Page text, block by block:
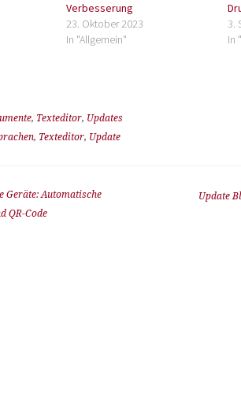
Verbesserung
23. Oktober 2023
In "Allgemein"
3.
In
, Texteditor, Updates
, Texteditor, Update
Geräte: Automatische
QR-Code
Update